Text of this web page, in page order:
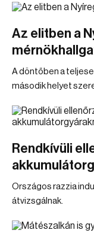
Az elitben a
A döntőben a
második helyet
Rendkívüli
Országos razzia
átvizsgálnak.